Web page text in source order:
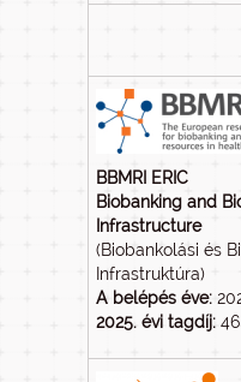
BBMRI ERIC
Biobanking and
Infrastructure
(Biobankolási és
Infrastruktúra)
A belépés éve:
2025. évi tagdíj: